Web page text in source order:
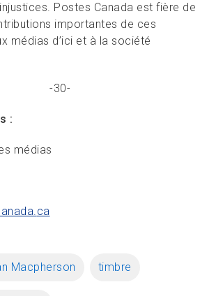
Postes Canada est fière de
importantes de ces
médias d’ici et à la société
-30-
:
médias
ca
Macpherson timbre